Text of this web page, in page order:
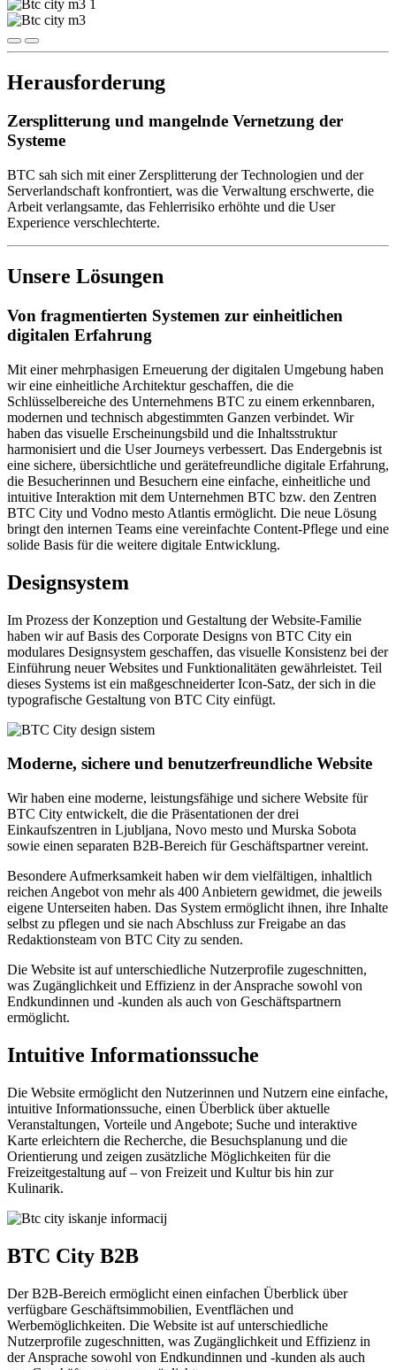
Herausforderung
Zersplitterung und mangelnde Vernetzung der
Systeme
BTC sah sich mit einer Zersplitterung der Technologien und der
Serverlandschaft konfrontiert, was die Verwaltung erschwerte, die
Arbeit verlangsamte, das Fehlerrisiko erhöhte und die User
Experience verschlechterte.
Unsere Lösungen
Von fragmentierten Systemen zur einheitlichen
digitalen Erfahrung
Mit einer mehrphasigen Erneuerung der digitalen Umgebung haben
wir eine einheitliche Architektur geschaffen, die die
Schlüsselbereiche des Unternehmens BTC zu einem erkennbaren,
modernen und technisch abgestimmten Ganzen verbindet. Wir
haben das visuelle Erscheinungsbild und die Inhaltsstruktur
harmonisiert und die User Journeys verbessert. Das Endergebnis ist
eine sichere, übersichtliche und gerätefreundliche digitale Erfahrung,
die Besucherinnen und Besuchern eine einfache, einheitliche und
intuitive Interaktion mit dem Unternehmen BTC bzw. den Zentren
BTC City und Vodno mesto Atlantis ermöglicht. Die neue Lösung
bringt den internen Teams eine vereinfachte Content-Pflege und eine
solide Basis für die weitere digitale Entwicklung.
Designsystem
Im Prozess der Konzeption und Gestaltung der Website-Familie
haben wir auf Basis des Corporate Designs von BTC City ein
modulares Designsystem geschaffen, das visuelle Konsistenz bei der
Einführung neuer Websites und Funktionalitäten gewährleistet. Teil
dieses Systems ist ein maßgeschneiderter Icon‑Satz, der sich in die
typografische Gestaltung von BTC City einfügt.
Moderne, sichere und benutzerfreundliche Website
Wir haben eine moderne, leistungsfähige und sichere Website für
BTC City entwickelt, die die Präsentationen der drei
Einkaufszentren in Ljubljana, Novo mesto und Murska Sobota
sowie einen separaten B2B‑Bereich für Geschäftspartner vereint.
Besondere Aufmerksamkeit haben wir dem vielfältigen, inhaltlich
reichen Angebot von mehr als 400 Anbietern gewidmet, die jeweils
eigene Unterseiten haben. Das System ermöglicht ihnen, ihre Inhalte
selbst zu pflegen und sie nach Abschluss zur Freigabe an das
Redaktionsteam von BTC City zu senden.
Die Website ist auf unterschiedliche Nutzerprofile zugeschnitten,
was Zugänglichkeit und Effizienz in der Ansprache sowohl von
Endkundinnen und ‑kunden als auch von Geschäftspartnern
ermöglicht.
Intuitive Informationssuche
Die Website ermöglicht den Nutzerinnen und Nutzern eine einfache,
intuitive Informationssuche, einen Überblick über aktuelle
Veranstaltungen, Vorteile und Angebote; Suche und interaktive
Karte erleichtern die Recherche, die Besuchsplanung und die
Orientierung und zeigen zusätzliche Möglichkeiten für die
Freizeitgestaltung auf – von Freizeit und Kultur bis hin zur
Kulinarik.
BTC City B2B
Der B2B‑Bereich ermöglicht einen einfachen Überblick über
verfügbare Geschäftsimmobilien, Eventflächen und
Werbemöglichkeiten. Die Website ist auf unterschiedliche
Nutzerprofile zugeschnitten, was Zugänglichkeit und Effizienz in
der Ansprache sowohl von Endkundinnen und ‑kunden als auch